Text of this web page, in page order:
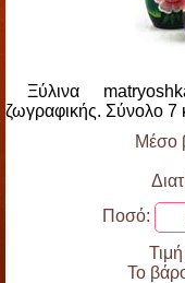
Ξύλινα
ζωγραφικής. Σύνολο 7
Μέσο
Ποσό:
Το